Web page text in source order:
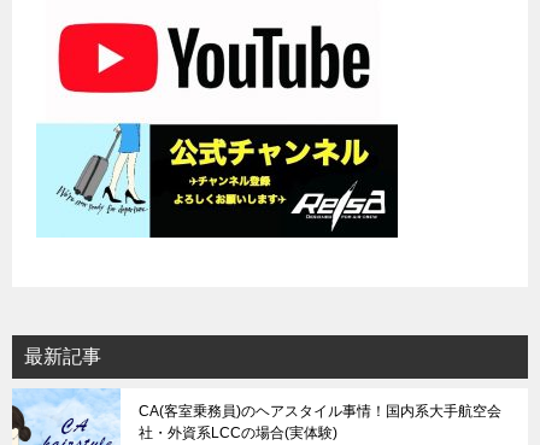
最新記事
CA(客室乗務員)のヘアスタイル事情！国内系大手航空会
社・外資系LCCの場合(実体験)